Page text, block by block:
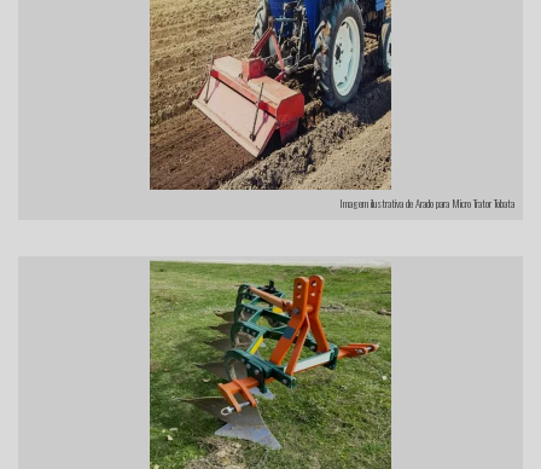
Imagem ilustrativa de Arado para Micro Trator Tobata